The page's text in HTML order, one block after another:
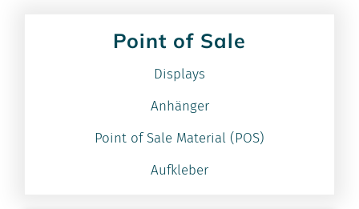
Point of Sale
Displays
Anhänger
Point of Sale Material (POS)
Aufkleber